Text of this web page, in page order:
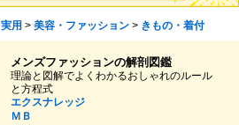
実用 > 美容・ファッション> きもの・着付
メンズファッションの解剖図鑑
理論と図解でよくわかるおしゃれのルール
と方程式
エクスナレッジ
ＭＢ